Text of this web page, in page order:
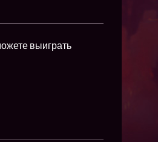
NEW
выиграть